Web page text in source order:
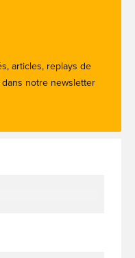
articles, replays de
notre newsletter